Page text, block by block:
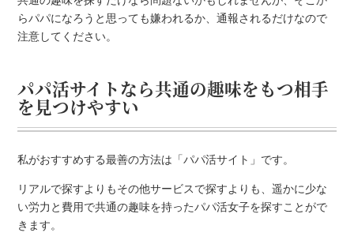
らパパになろうと思っても嫌われるか、通報されるだけなので
注意してください。
パパ活サイトなら共通の趣味をもつ相手
を見つけやすい
私がおすすめする最善の方法は「パパ活サイト」です。
リアルで探すよりもその他サービスで探すよりも、遥かに少な
い労力と費用で共通の趣味を持ったパパ活女子を探すことがで
きます。